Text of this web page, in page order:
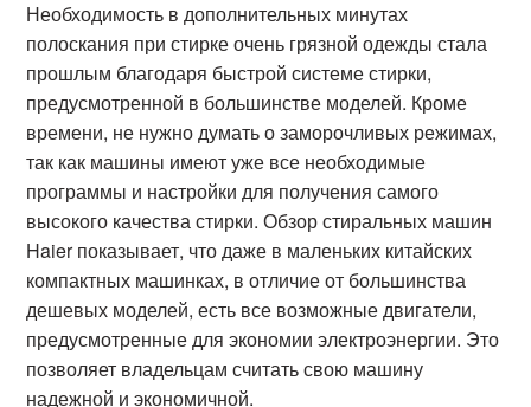
Необходимость в дополнительных минутах
полоскания при стирке очень грязной одежды стала
прошлым благодаря быстрой системе стирки,
предусмотренной в большинстве моделей. Кроме
времени, не нужно думать о заморочливых режимах,
так как машины имеют уже все необходимые
программы и настройки для получения самого
высокого качества стирки. Обзор стиральных машин
Haier показывает, что даже в маленьких китайских
компактных машинках, в отличие от большинства
дешевых моделей, есть все возможные двигатели,
предусмотренные для экономии электроэнергии. Это
позволяет владельцам считать свою машину
надежной и экономичной.